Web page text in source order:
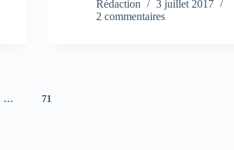
Rédaction
3 juillet 2017
2 commentaires
… 71